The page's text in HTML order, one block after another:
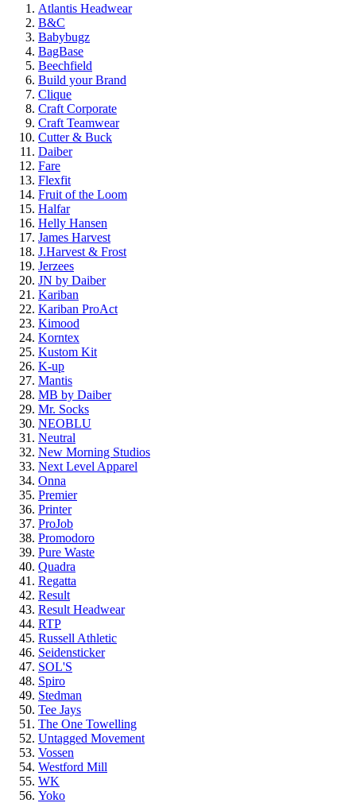
Atlantis Headwear
B&C
Babybugz
BagBase
Beechfield
Build your Brand
Clique
Craft Corporate
Craft Teamwear
Cutter & Buck
Daiber
Fare
Flexfit
Fruit of the Loom
Halfar
Helly Hansen
James Harvest
J.Harvest & Frost
Jerzees
JN by Daiber
Kariban
Kariban ProAct
Kimood
Korntex
Kustom Kit
K-up
Mantis
MB by Daiber
Mr. Socks
NEOBLU
Neutral
New Morning Studios
Next Level Apparel
Onna
Premier
Printer
ProJob
Promodoro
Pure Waste
Quadra
Regatta
Result
Result Headwear
RTP
Russell Athletic
Seidensticker
SOL'S
Spiro
Stedman
Tee Jays
The One Towelling
Untagged Movement
Vossen
Westford Mill
WK
Yoko